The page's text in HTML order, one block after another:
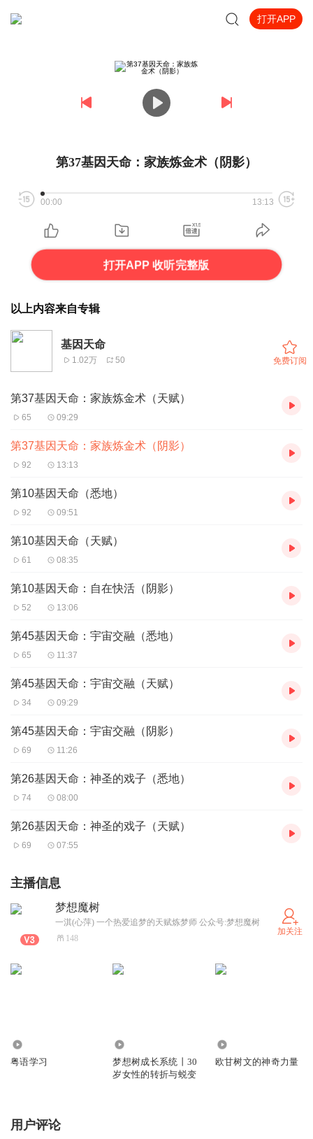
打开APP
第37基因天命：家族炼金术（阴影）
00:00 13:13
打开APP 收听完整版
以上内容来自专辑
基因天命
1.02万 50 免费订阅
第37基因天命：家族炼金术（天赋）
65 09:29
第37基因天命：家族炼金术（阴影）
92 13:13
第10基因天命（悉地）
92 09:51
第10基因天命（天赋）
61 08:35
第10基因天命：自在快活（阴影）
52 13:06
第45基因天命：宇宙交融（悉地）
65 11:37
第45基因天命：宇宙交融（天赋）
34 09:29
第45基因天命：宇宙交融（阴影）
69 11:26
第26基因天命：神圣的戏子（悉地）
74 08:00
第26基因天命：神圣的戏子（天赋）
69 07:55
主播信息
梦想魔树
一淇(心萍) 一个热爱追梦的天赋炼梦师 公众号:梦想魔树
148
加关注
粤语学习
梦想树成长系统丨30
岁女性的转折与蜕变
欧甘树文的神奇力量
用户评论